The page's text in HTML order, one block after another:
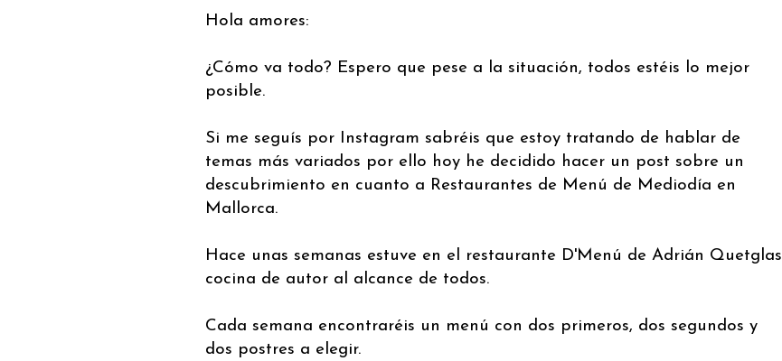
Hola amores:
¿Cómo va todo? Espero que pese a la situación, todos estéis lo mejor
posible.
Si me seguís por Instagram sabréis que estoy tratando de hablar de
temas más variados por ello hoy he decidido hacer un post sobre un
descubrimiento en cuanto a Restaurantes de Menú de Mediodía en
Mallorca.
Hace unas semanas estuve en el restaurante D'Menú de Adrián Quetglas
cocina de autor al alcance de todos.
Cada semana encontraréis un menú con dos primeros, dos segundos y
dos postres a elegir.